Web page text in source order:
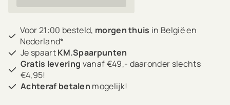
Voor 21:00 besteld, morgen thuis in België en
Nederland*
Je spaartKM.Spaarpunten
Gratis levering vanaf €49,- daaronder slechts
€4,95!
Achteraf betalen mogelijk!